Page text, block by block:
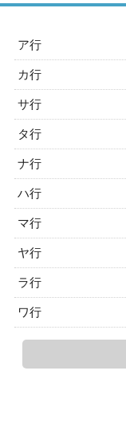
ア行
カ行
サ行
タ行
ナ行
ハ行
マ行
ヤ行
ラ行
ワ行